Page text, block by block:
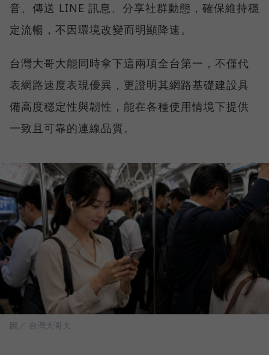
音、傳送 LINE 訊息、分享社群動態，確保維持穩
定流暢，不因環境改變而明顯降速。
台灣大哥大能同時拿下這兩項全台第一，不僅代
表網路速度表現優異，更證明其網路基礎建設具
備高度穩定性與韌性，能在各種使用情境下提供
一致且可靠的連線品質。
圖／ 台灣大哥大